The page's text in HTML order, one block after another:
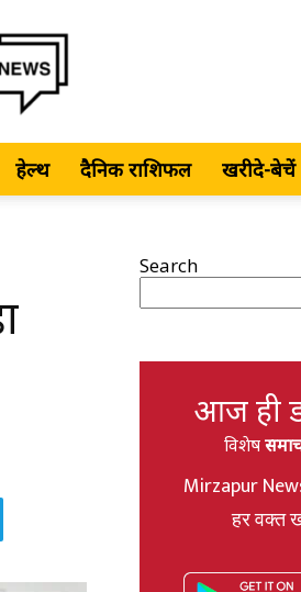
हेल्थ दैनिक राशिफल खरीदे-बेचें
Search
आज ही
विशेष
Mirzapur
हर वक्त